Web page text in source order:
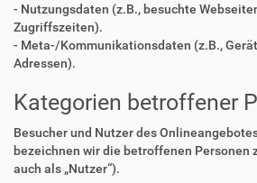
- Nutzungsdaten (z.B., besuchte
Zugriffszeiten).
- Meta-/Kommunikationsdaten (z.B.,
Adressen).
Kategorien betroffener
Besucher und Nutzer des
bezeichnen wir die betroffenen Personen
auch als „Nutzer“).